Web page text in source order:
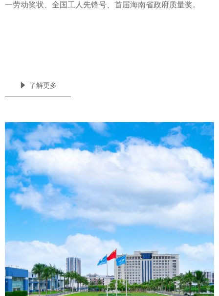
一劳动奖状、全国工人先锋号、首届海南省政府质量奖。
념 了解更多